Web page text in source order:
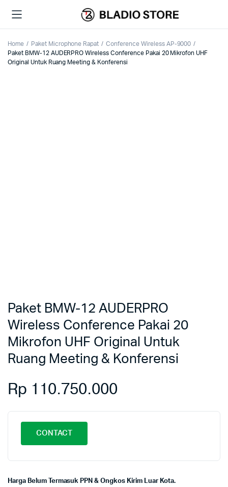
Home Paket Microphone Rapat
Conference Wireless AP-9000
Paket BMW-12 AUDERPRO Wireless Conference Pakai 20 Mikrofon UHF
Original Untuk Ruang Meeting & Konferensi
Paket BMW-12 AUDERPRO
Wireless Conference Pakai 20
Mikrofon UHF Original Untuk
Ruang Meeting & Konferensi
Rp 110.750.000
CONTACT
Harga Belum Termasuk PPN & Ongkos Kirim Luar Kota.